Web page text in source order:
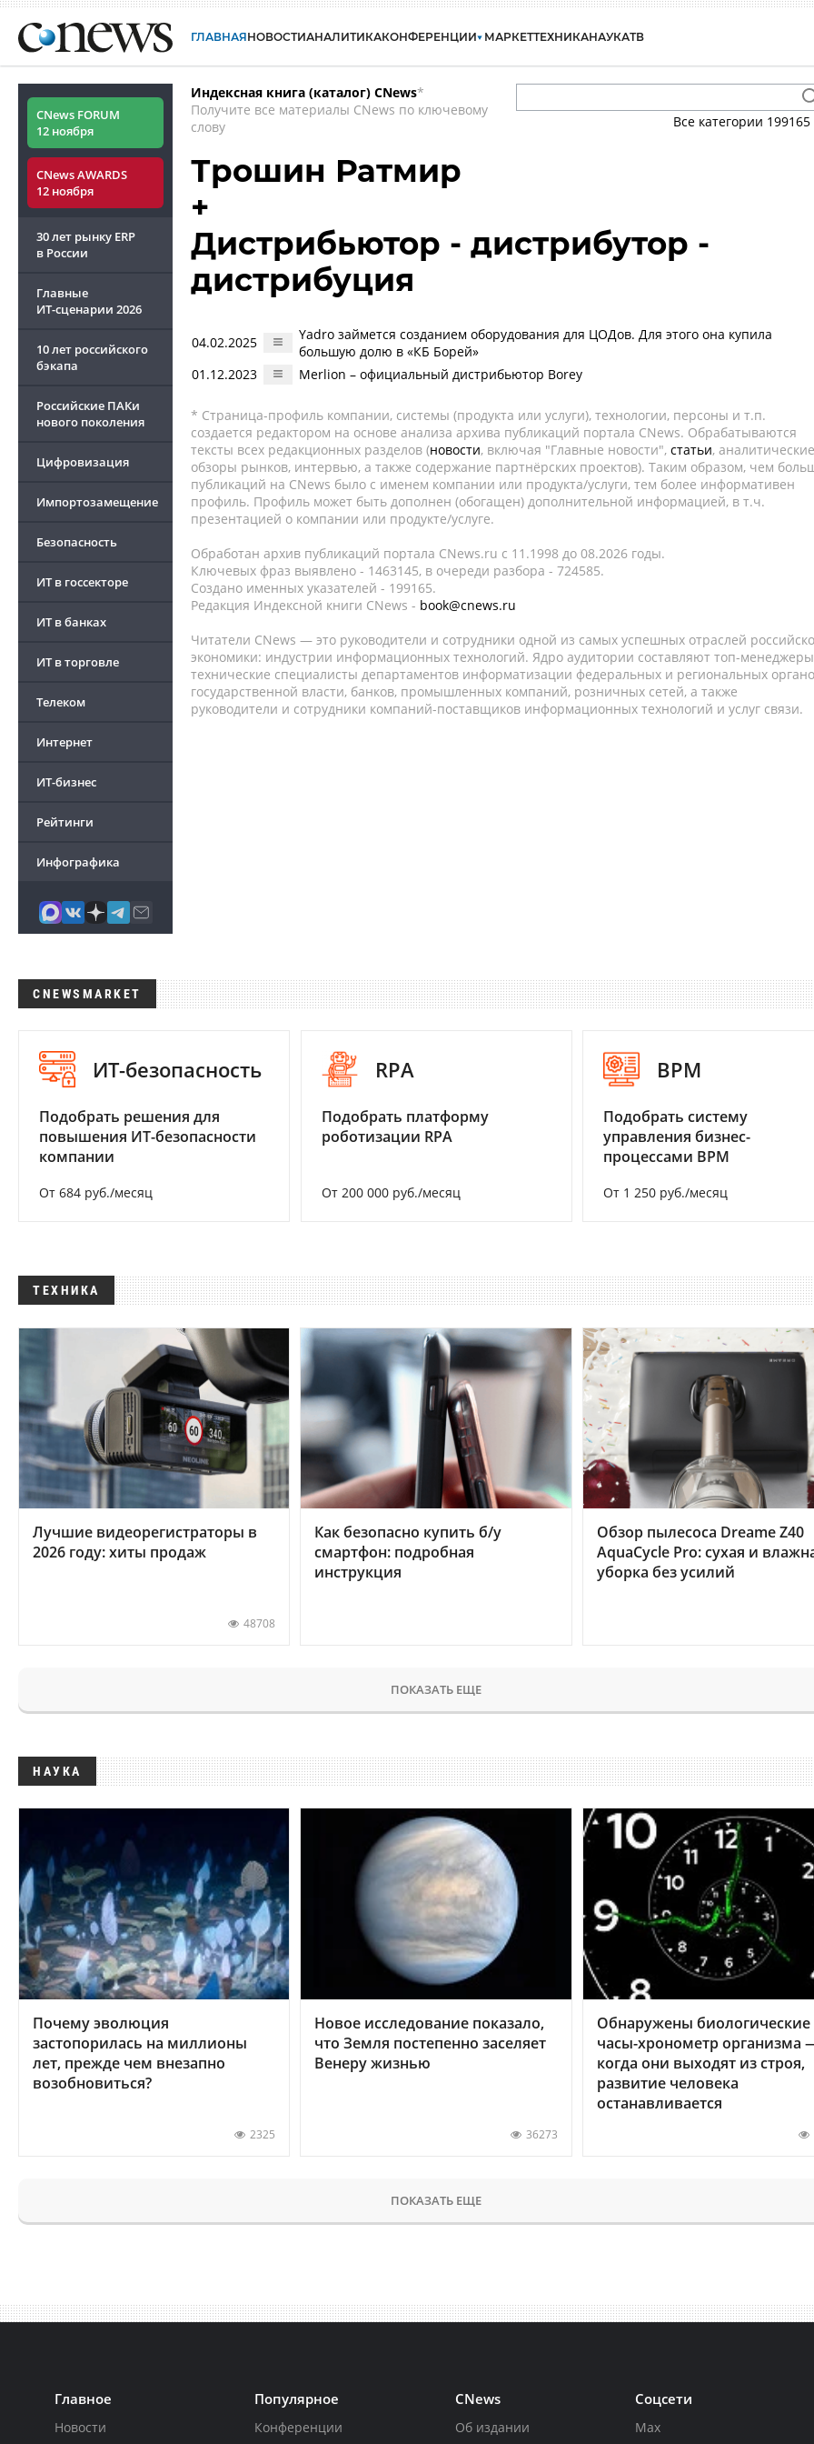
ГЛАВНАЯНОВОСТИАНАЛИТИКАКОНФЕРЕНЦИИ МАРКЕТТЕХНИКАНАУКАТВ
CNews FORUM
12 ноября
CNews AWARDS
12 ноября
30 лет рынку ERP
в России
Главные
ИТ-сценарии 2026
10 лет российского
бэкапа
Российские ПАКи
нового поколения
Цифровизация
Импортозамещение
Безопасность
ИТ в госсекторе
ИТ в банках
ИТ в торговле
Телеком
Интернет
ИТ-бизнес
Рейтинги
Инфографика
Индексная книга (каталог) CNews*
Получите все материалы CNews по ключевому
слову
Все категории 199165
Трошин Ратмир
+
Дистрибьютор - дистрибутор -
дистрибуция
04.02.2025
Yadro займется созданием оборудования для ЦОДов. Для этого она купила
большую долю в «КБ Борей»
01.12.2023
Merlion – официальный дистрибьютор Borey
* Страница-профиль компании, системы (продукта или услуги), технологии, персоны и т.п.
создается редактором на основе анализа архива публикаций портала CNews. Обрабатываются
тексты всех редакционных разделов (новости, включая "Главные новости", статьи, аналитические
обзоры рынков, интервью, а также содержание партнёрских проектов). Таким образом, чем
публикаций на CNews было с именем компании или продукта/услуги, тем более информативен
профиль. Профиль может быть дополнен (обогащен) дополнительной информацией, в т.ч.
презентацией о компании или продукте/услуге.
Обработан архив публикаций портала CNews.ru c 11.1998 до 08.2026 годы.
Ключевых фраз выявлено - 1463145, в очереди разбора - 724585.
Создано именных указателей - 199165.
Редакция Индексной книги CNews - book@cnews.ru
Читатели CNews — это руководители и сотрудники одной из самых успешных отраслей
экономики: индустрии информационных технологий. Ядро аудитории составляют топ-
технические специалисты департаментов информатизации федеральных и региональных
государственной власти, банков, промышленных компаний, розничных сетей, а также
руководители и сотрудники компаний-поставщиков информационных технологий и услуг связи.
CNEWSMARKET
ИТ-безопасность
Подобрать решения для
повышения ИТ-безопасности
компании
От 684 руб./месяц
RPA
Подобрать платформу
роботизации RPA
От 200 000 руб./месяц
BPM
Подобрать систему
управления бизнес-
процессами BPM
От 1 250 руб./месяц
ТЕХНИКА
Лучшие видеорегистраторы в
2026 году: хиты продаж
48708
Как безопасно купить б/у
смартфон: подробная
инструкция
Обзор пылесоса Dreame Z40
AquaCycle Pro: сухая и
уборка без усилий
ПОКАЗАТЬ ЕЩЕ
НАУКА
Почему эволюция
застопорилась на миллионы
лет, прежде чем внезапно
возобновиться?
2325
Новое исследование показало,
что Земля постепенно заселяет
Венеру жизнью
36273
Обнаружены биологические
часы-хронометр организма
когда они выходят из строя,
развитие человека
останавливается
ПОКАЗАТЬ ЕЩЕ
Главное
Новости
Популярное
Конференции
CNews
Об издании
Соцсети
Max